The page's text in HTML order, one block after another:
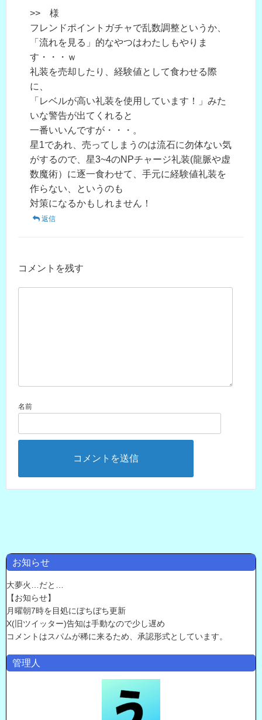
>> 様
フレンドポイントガチャで乱数調整というか、
「流れを見る」的なやつはわたしもやりま
す・・・ｗ
礼装を売却したり、経験値として食わせる際
に、
「レベルが高い礼装を使用しています！」みた
いな警告が出てくれると
一番いいんですが・・・。
星1であれ、売ってしまうのは流石に勿体ない気
がするので、星3~4のNPチャージ礼装(龍脈や虚
数魔術）に逐一食わせて、手元に経験値礼装を
作らない、というのも
対策になるかもしれません！
返信
コメントを残す
名前
お知らせ
大夢火…だと…
【お知らせ】
月曜朝7時を目処にぼちぼち更新
X(旧ツイッター)告知は手動なので少し遅め
コメントはスパムが稀に来るため、承認形式としています。
管理人